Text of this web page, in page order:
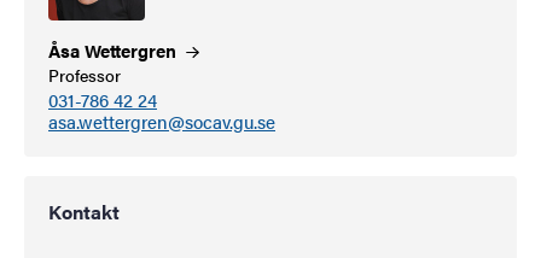
ÅsaWettergren
Professor
031-786 42 24
asa.wettergren@socav.gu.se
Kontakt